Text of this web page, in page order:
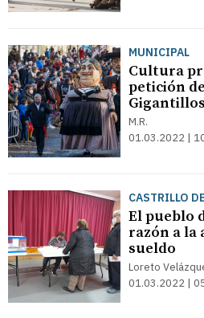
MUNICIPAL
Cultura
petición
M.R.
01.03.2022 |
CASTRILLO
El pueblo
razón a la
sueldo
Loreto
01.03.2022 |